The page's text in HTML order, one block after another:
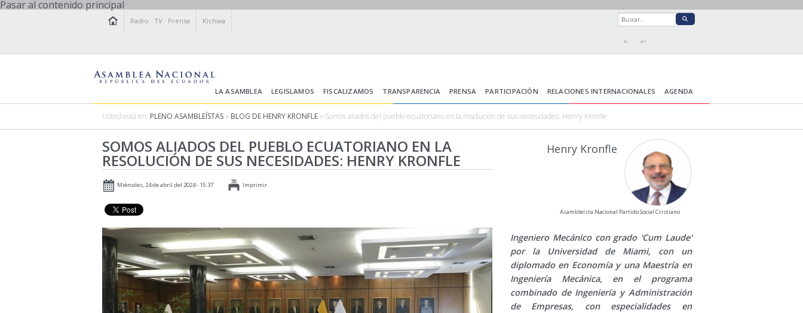
Pasar al contenido principal
Radio ·TV · Prensa Kichwa
A- A+
LA ASAMBLEA LEGISLAMOS FISCALIZAMOS TRANSPARENCIA PRENSA PARTICIPACIÓN RELACIONES INTERNACIONALES AGENDA
Usted está en: PLENO ASAMBLEÍSTAS » BLOG DE HENRY KRONFLE » Somos aliados del pueblo ecuatoriano en la resolución de sus necesidades: Henry Kronfle
SOMOS ALIADOS DEL PUEBLO ECUATORIANO EN LA
RESOLUCIÓN DE SUS NECESIDADES: HENRY KRONFLE
Miércoles, 24 de abril del 2024 - 15:37 Imprimir
Henry Kronfle
Asambleísta Nacional Partido Social Cristiano
Ingeniero Mecánico con grado 'Cum Laude'
por la Universidad de Miami, con un
diplomado en Economía y una Maestría en
Ingeniería Mecánica, en el programa
combinado de Ingeniería y Administración
de Empresas, con especialidades en